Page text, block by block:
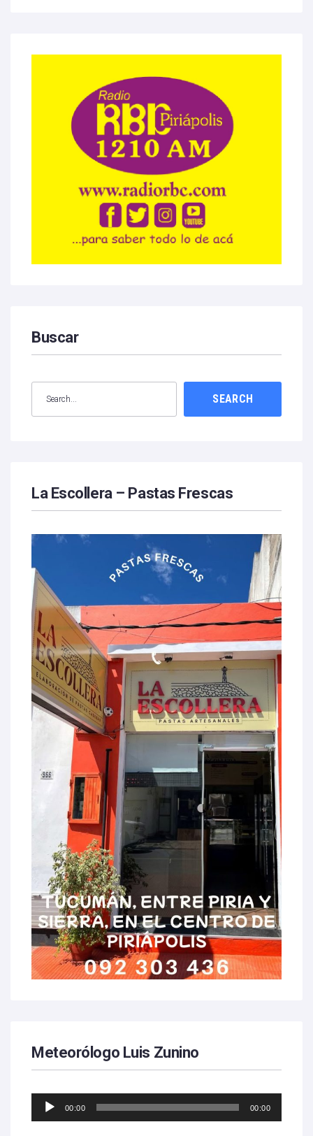
Buscar
SEARCH
La Escollera – Pastas Frescas
Meteorólogo Luis Zunino
Reproductor
00:00 00:00